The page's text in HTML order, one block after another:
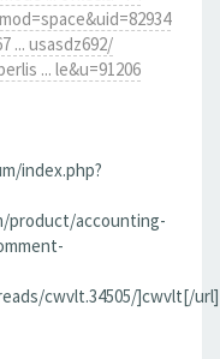
usasdz692/
... le&u=91206
index.php?
product/accounting-
cwvlt.34505/]cwvlt[/url]